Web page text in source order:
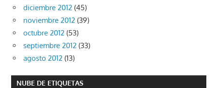
diciembre 2012 (45)
noviembre 2012 (39)
octubre 2012 (53)
septiembre 2012 (33)
agosto 2012 (13)
NUBE DE ETIQUETAS